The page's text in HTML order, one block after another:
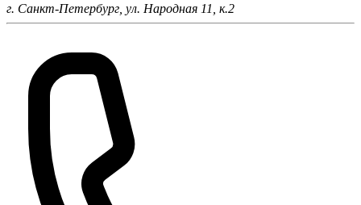
г. Санкт-Петербург, ул. Народная 11, к.2